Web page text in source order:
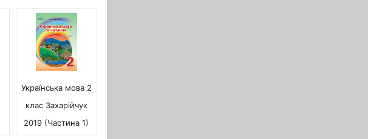
Українська мова 2
клас Захарійчук
2019 (Частина 1)